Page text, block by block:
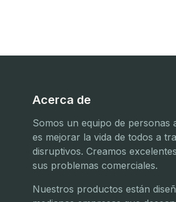
Acerca de
Somos un equipo de personas
es mejorar la vida de todos a
disruptivos. Creamos
sus problemas comerciales.
Nuestros productos están